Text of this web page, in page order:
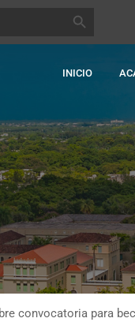
INICIO
convocatoria para